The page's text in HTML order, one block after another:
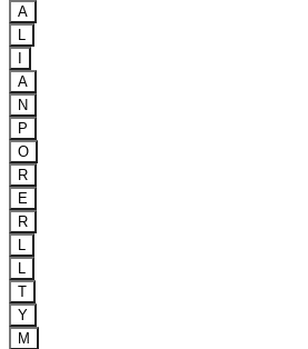
A
A
N
P
O
R
E
R
T
Y
M